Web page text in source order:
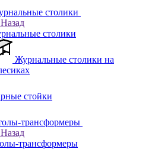
столики
Назад
столики
Журнальные столики на
стойки
трансформеры
Назад
трансформеры